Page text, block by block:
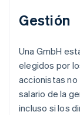
Gestión
Una GmbH
elegidos por
accionistas no
salario de la
incluso si los